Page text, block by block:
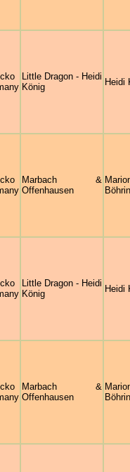
Little Dragon - Heidi
König
Heidi
Marbach &
Offenhausen
Little Dragon - Heidi
König
Heidi
Marbach &
Offenhausen